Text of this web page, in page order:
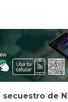
secuestro de